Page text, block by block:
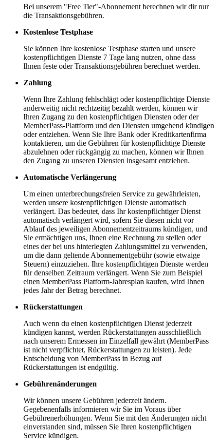
Bei unserem "Free Tier"-Abonnement berechnen wir dir nur
die Transaktionsgebühren.
Kostenlose Testphase
Sie können Ihre kostenlose Testphase starten und unsere
kostenpflichtigen Dienste 7 Tage lang nutzen, ohne dass
Ihnen feste oder Transaktionsgebühren berechnet werden.
Zahlung
Wenn Ihre Zahlung fehlschlägt oder kostenpflichtige Dienste
anderweitig nicht rechtzeitig bezahlt werden, können wir
Ihren Zugang zu den kostenpflichtigen Diensten oder der
MemberPass-Plattform und den Diensten umgehend kündigen
oder entziehen. Wenn Sie Ihre Bank oder Kreditkartenfirma
kontaktieren, um die Gebühren für kostenpflichtige Dienste
abzulehnen oder rückgängig zu machen, können wir Ihnen
den Zugang zu unseren Diensten insgesamt entziehen.
Automatische Verlängerung
Um einen unterbrechungsfreien Service zu gewährleisten,
werden unsere kostenpflichtigen Dienste automatisch
verlängert. Das bedeutet, dass Ihr kostenpflichtiger Dienst
automatisch verlängert wird, sofern Sie diesen nicht vor
Ablauf des jeweiligen Abonnementzeitraums kündigen, und
Sie ermächtigen uns, Ihnen eine Rechnung zu stellen oder
eines der bei uns hinterlegten Zahlungsmittel zu verwenden,
um die dann geltende Abonnementgebühr (sowie etwaige
Steuern) einzuziehen. Ihre kostenpflichtigen Dienste werden
für denselben Zeitraum verlängert. Wenn Sie zum Beispiel
einen MemberPass Platform-Jahresplan kaufen, wird Ihnen
jedes Jahr der Betrag berechnet.
Rückerstattungen
Auch wenn du einen kostenpflichtigen Dienst jederzeit
kündigen kannst, werden Rückerstattungen ausschließlich
nach unserem Ermessen im Einzelfall gewährt (MemberPass
ist nicht verpflichtet, Rückerstattungen zu leisten). Jede
Entscheidung von MemberPass in Bezug auf
Rückerstattungen ist endgültig.
Gebührenänderungen
Wir können unsere Gebühren jederzeit ändern.
Gegebenenfalls informieren wir Sie im Voraus über
Gebührenerhöhungen. Wenn Sie mit den Änderungen nicht
einverstanden sind, müssen Sie Ihren kostenpflichtigen
Service kündigen.